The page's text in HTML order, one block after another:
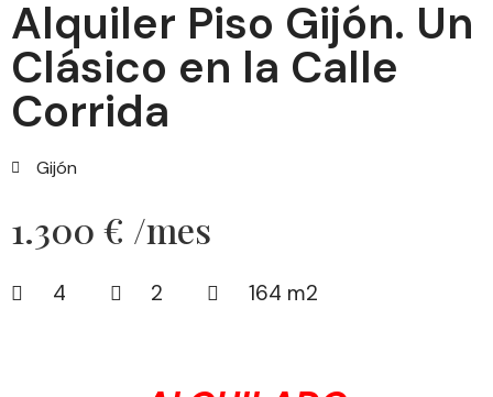
Alquiler Piso Gijón. Un
Clásico en la Calle
Corrida
Gijón
1.300 € /mes
4 2 164 m2